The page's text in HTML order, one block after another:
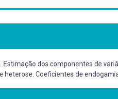
dos componentes de
Coeficientes de